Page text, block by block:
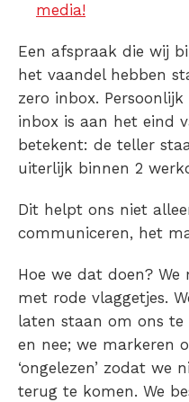
media!
Een afspraak die wij
het vaandel hebben
zero inbox.
inbox is aan het eind
betekent: de teller
uiterlijk binnen 2
Dit helpt ons niet
communiceren, het
Hoe we dat doen?
met rode vlaggetjes.
laten staan om ons te
en nee; we markeren
‘ongelezen’ zodat we
terug te komen. We